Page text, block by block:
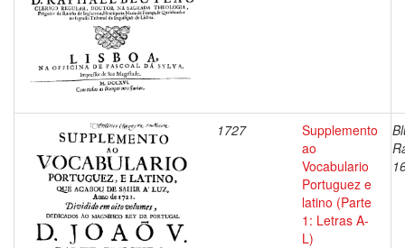
1727
Supplemento
ao
Vocabulario
Portuguez e
latino (Parte
1: Letras A-
L)